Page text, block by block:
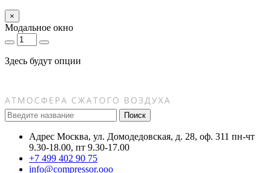
×
Модальное окно
Здесь будут опции
Поиск
Адрес Москва, ул. Домодедовская, д. 28, оф. 311 пн-чт
9.30-18.00, пт 9.30-17.00
+7 499 402 90 75
info@compressor.ooo